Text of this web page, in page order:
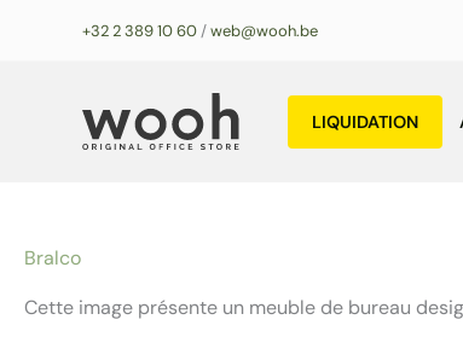
+32 2 389 10 60 /web@wooh.be
LIQUIDATION
Bralco
Cette image présente un meuble de bureau